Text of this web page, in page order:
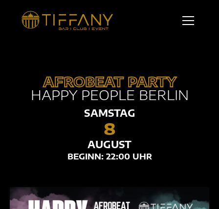
AFROBEAT PARTY
HAPPY PEOPLE BERLIN
SAMSTAG
8
AUGUST
BEGINN: 22:00 UHR